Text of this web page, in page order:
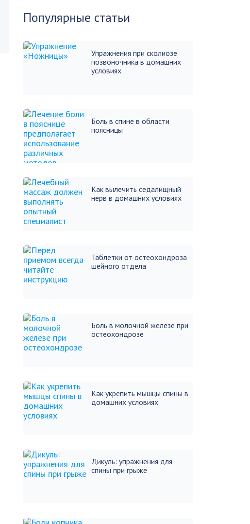
Популярные статьи
Упражнения при сколиозе
позвоночника в домашних
условиях
Боль в спине в области
поясницы
Как вылечить седалищный
нерв в домашних условиях
Таблетки от остеохондроза
шейного отдела
Боль в молочной железе при
остеохондрозе
Как укрепить мышцы спины в
домашних условиях
Дикуль: упражнения для
спины при грыже